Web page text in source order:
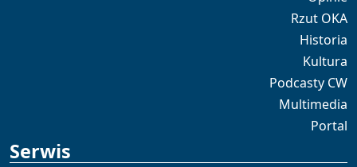
Rzut OKA
Historia
Kultura
Podcasty CW
Multimedia
Portal
Serwis